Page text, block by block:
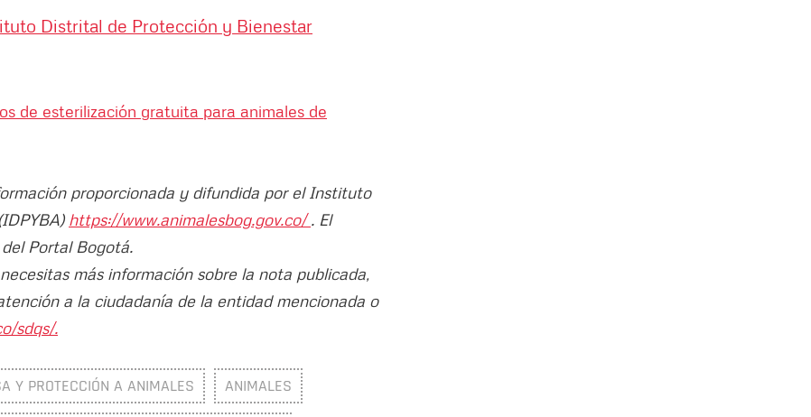
Distrital de Protección y Bienestar
de esterilización gratuita para animales de
proporcionada y difundida por el Instituto
https://www.animalesbog.gov.co/. El
Portal Bogotá.
más información sobre la nota publicada,
a la ciudadanía de la entidad mencionada o
sdqs/.
Y PROTECCIÓN A ANIMALES ANIMALES